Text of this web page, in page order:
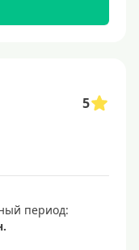
5
период: